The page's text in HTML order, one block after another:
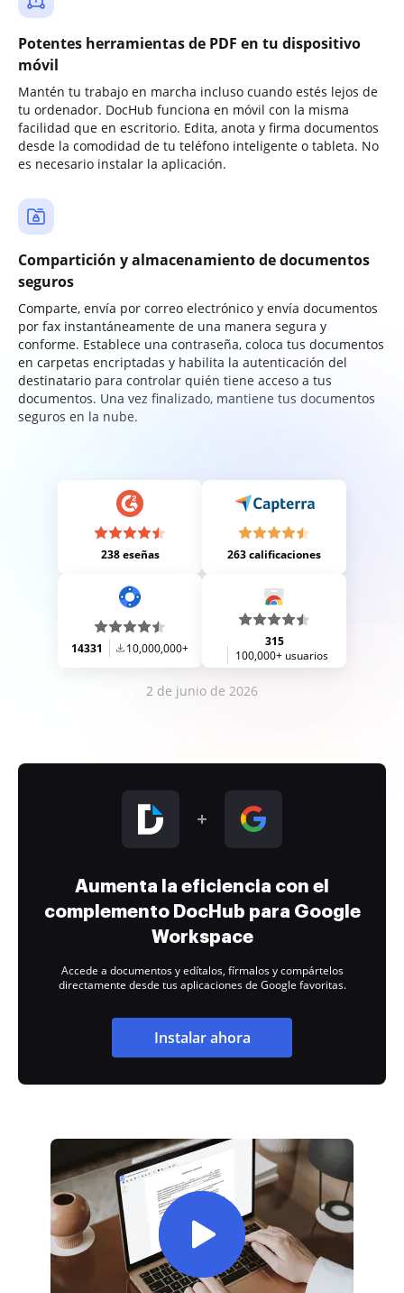
Potentes herramientas de PDF en tu dispositivo
móvil
Mantén tu trabajo en marcha incluso cuando estés lejos de
tu ordenador. DocHub funciona en móvil con la misma
facilidad que en escritorio. Edita, anota y firma documentos
desde la comodidad de tu teléfono inteligente o tableta. No
es necesario instalar la aplicación.
Compartición y almacenamiento de documentos
seguros
Comparte, envía por correo electrónico y envía documentos
por fax instantáneamente de una manera segura y
conforme. Establece una contraseña, coloca tus documentos
en carpetas encriptadas y habilita la autenticación del
destinatario para controlar quién tiene acceso a tus
documentos. Una vez finalizado, mantiene tus documentos
seguros en la nube.
238 eseñas 263 calificaciones
14331 10,000,000+
315
100,000+ usuarios
2 de junio de 2026
Aumenta la eficiencia con el
complemento DocHub para Google
Workspace
Accede a documentos y edítalos, fírmalos y compártelos
directamente desde tus aplicaciones de Google favoritas.
Instalar ahora